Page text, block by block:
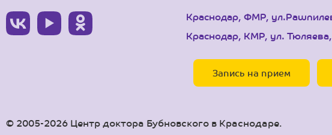
Краснодар, ФМР,
Краснодар, КМР, ул.
Запись на прием
© 2005-2026 Центр доктора Бубновского в Краснодаре.